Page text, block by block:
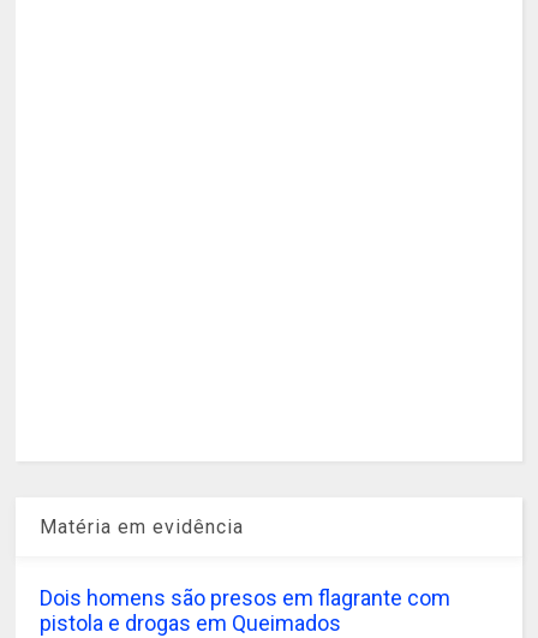
Matéria em evidência
Dois homens são presos em flagrante com
pistola e drogas em Queimados